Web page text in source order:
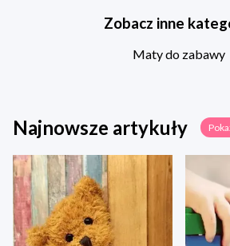
Zobacz inne
Maty do zabawy
Najnowsze artykuły